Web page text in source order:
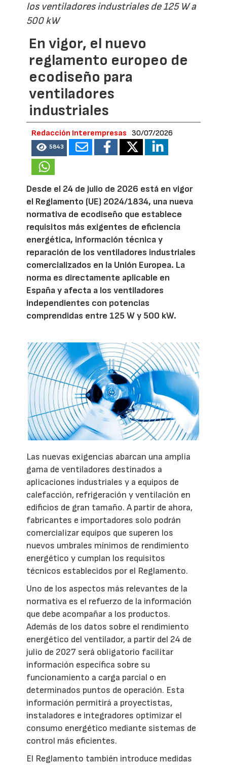
los ventiladores industriales de 125 W a
500 kW
En vigor, el nuevo
reglamento europeo de
ecodiseño para
ventiladores
industriales
Redacción Interempresas 30/07/2026
5843
Desde el 24 de julio de 2026 está en vigor
el Reglamento (UE) 2024/1834, una nueva
normativa de ecodiseño que establece
requisitos más exigentes de eficiencia
energética, información técnica y
reparación de los ventiladores industriales
comercializados en la Unión Europea. La
norma es directamente aplicable en
España y afecta a los ventiladores
independientes con potencias
comprendidas entre 125 W y 500 kW.
Las nuevas exigencias abarcan una amplia
gama de ventiladores destinados a
aplicaciones industriales y a equipos de
calefacción, refrigeración y ventilación en
edificios de gran tamaño. A partir de ahora,
fabricantes e importadores solo podrán
comercializar equipos que superen los
nuevos umbrales mínimos de rendimiento
energético y cumplan los requisitos
técnicos establecidos por el Reglamento.
Uno de los aspectos más relevantes de la
normativa es el refuerzo de la información
que debe acompañar a los productos.
Además de los datos sobre el rendimiento
energético del ventilador, a partir del 24 de
julio de 2027 será obligatorio facilitar
información específica sobre su
funcionamiento a carga parcial o en
determinados puntos de operación. Esta
información permitirá a proyectistas,
instaladores e integradores optimizar el
consumo energético mediante sistemas de
control más eficientes.
El Reglamento también introduce medidas